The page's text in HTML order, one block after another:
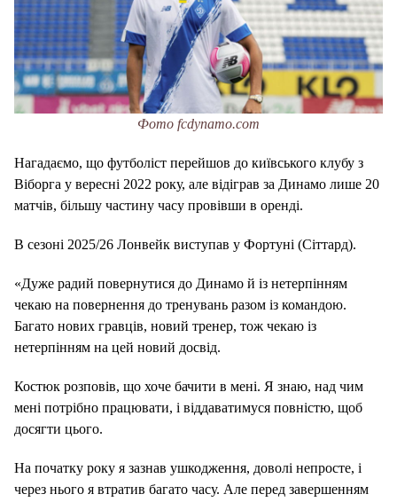
Фото fcdynamo.com
Нагадаємо, що футболіст перейшов до київського клубу з
Віборга у вересні 2022 року, але відіграв за Динамо лише 20
матчів, більшу частину часу провівши в оренді.
В сезоні 2025/26 Лонвейк виступав у Фортуні (Сіттард).
«Дуже радий повернутися до Динамо й із нетерпінням
чекаю на повернення до тренувань разом із командою.
Багато нових гравців, новий тренер, тож чекаю із
нетерпінням на цей новий досвід.
Костюк розповів, що хоче бачити в мені. Я знаю, над чим
мені потрібно працювати, і віддаватимуся повністю, щоб
досягти цього.
На початку року я зазнав ушкодження, доволі непросте, і
через нього я втратив багато часу. Але перед завершенням